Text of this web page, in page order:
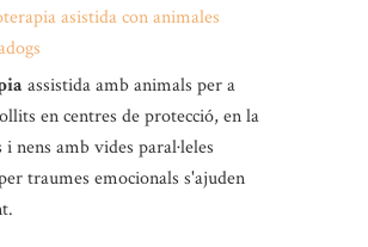
assistida amb animals per a
en centres de protecció, en la
i nens amb vides paral·leles
traumes emocionals s'ajuden